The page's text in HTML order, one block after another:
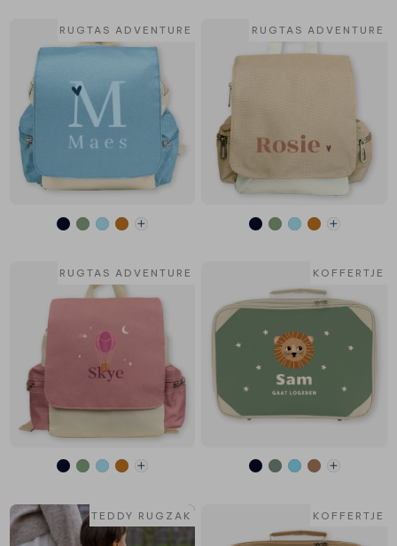
RUGTAS ADVENTURE RUGTAS ADVENTURE
RUGTAS ADVENTURE KOFFERTJE
TEDDY RUGZAK KOFFERTJE